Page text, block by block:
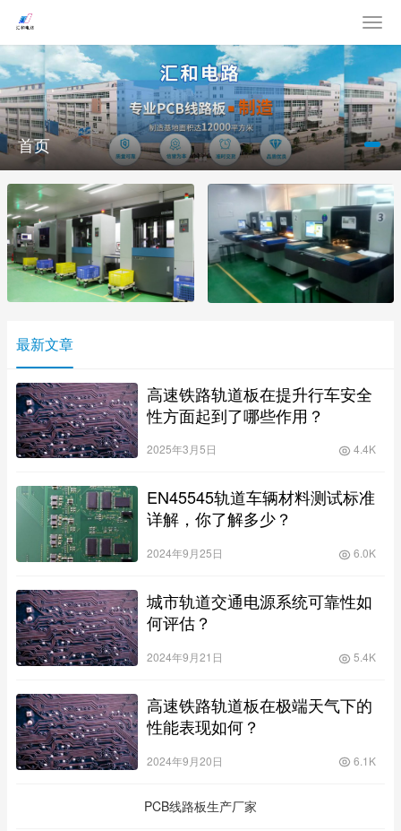
首页
最新文章
高速铁路轨道板在提升行车安全
性方面起到了哪些作用？
2025年3月5日 4.4K
EN45545轨道车辆材料测试标准
详解，你了解多少？
2024年9月25日 6.0K
城市轨道交通电源系统可靠性如
何评估？
2024年9月21日 5.4K
高速铁路轨道板在极端天气下的
性能表现如何？
2024年9月20日 6.1K
PCB线路板生产厂家